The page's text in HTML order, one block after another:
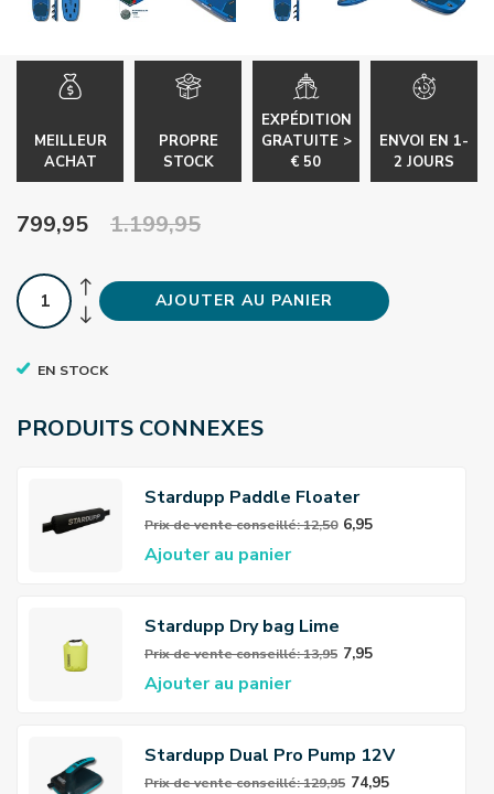
MEILLEUR
ACHAT
PROPRE
STOCK
EXPÉDITION
GRATUITE >
€ 50
ENVOI EN 1-
2 JOURS
799,95 1.199,95
AJOUTER AU PANIER
EN STOCK
PRODUITS CONNEXES
Stardupp Paddle Floater
Prix ​​de vente conseillé: 12,50 6,95
Ajouter au panier
Stardupp Dry bag Lime
Prix ​​de vente conseillé: 13,95 7,95
Ajouter au panier
Stardupp Dual Pro Pump 12V
Prix ​​de vente conseillé: 129,95 74,95